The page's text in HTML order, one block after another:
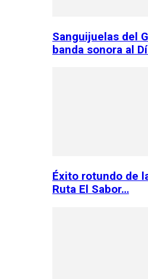
Sanguijuelas del
banda sonora al
Éxito rotundo de
Ruta El Sabor…